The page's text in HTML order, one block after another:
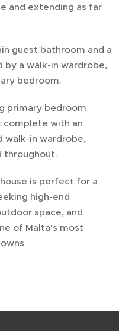
and extending as far
guest bathroom and a
a walk-in wardrobe,
bedroom.
primary bedroom
with an
walk-in wardrobe,
throughout.
is perfect for a
high-end
space, and
of Malta's most